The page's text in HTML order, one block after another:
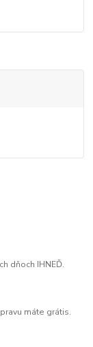
dňoch IHNEĎ.
máte grátis.